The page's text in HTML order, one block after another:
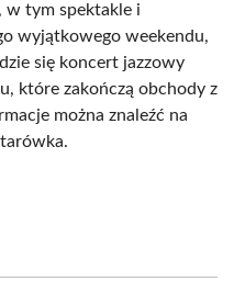
w tym spektakle i
wyjątkowego weekendu,
się koncert jazzowy
które zakończą obchody z
można znaleźć na